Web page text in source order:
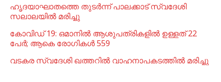
ഹൃദയാഘാതത്തെ തുടർന്ന് പാലക്കാട് സ്വദേശി
സലാലയിൽ മരിച്ചു
കോവിഡ് 19: ഒമാനിൽ ആശുപത്രികളിൽ ഉള്ളത് 22
പേര്‍; ആകെ രോഗികൾ 559
വടകര സ്വദേശി ഖത്തറിൽ വാഹനാപകടത്തിൽ മരിച്ചു